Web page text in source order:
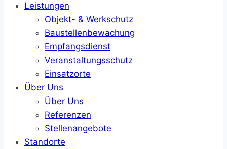
Leistungen
Objekt- & Werkschutz
Baustellenbewachung
Empfangsdienst
Veranstaltungsschutz
Einsatzorte
Über Uns
Über Uns
Referenzen
Stellenangebote
Standorte